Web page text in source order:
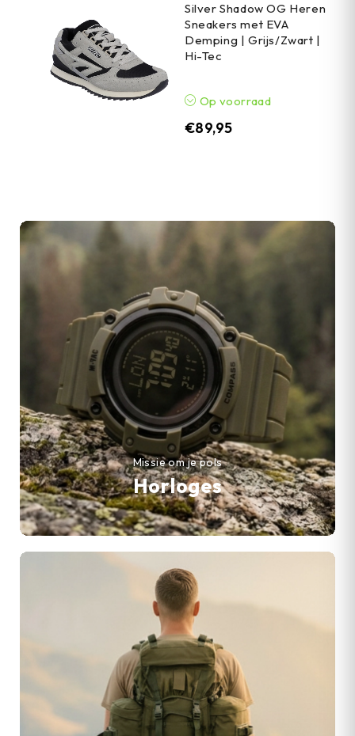
Silver Shadow OG Heren
Sneakers met EVA
Demping | Grijs/Zwart |
Hi-Tec
Op voorraad
€89,95
Horloges
Missie om je pols